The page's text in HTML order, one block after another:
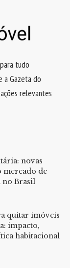
tudo
a Gazeta do
relevantes
novas
mercado de
no Brasil
quitar imóveis
impacto,
habitacional